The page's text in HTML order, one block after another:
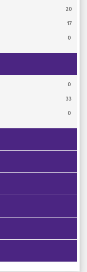
20
17
0
0
33
0